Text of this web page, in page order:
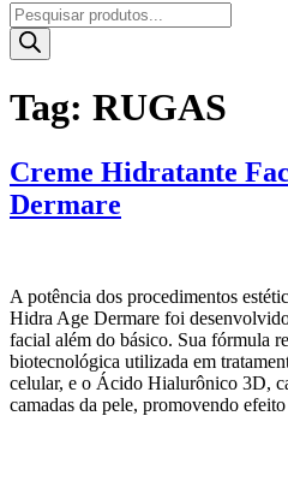
Pesquisar
produtos
Tag: RUGAS
Creme Hidratante
Dermare
A potência dos procedimentos
Hidra Age Dermare foi
facial além do básico. Sua fórmula
biotecnológica utilizada em
celular, e o Ácido Hialurônico 3D,
camadas da pele, promovendo